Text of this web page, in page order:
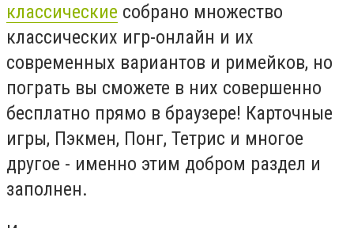
классические собрано множество
классических игр-онлайн и их
современных вариантов и римейков, но
пограть вы сможете в них совершенно
бесплатно прямо в браузере! Карточные
игры, Пэкмен, Понг, Тетрис и многое
другое - именно этим добром раздел и
заполнен.